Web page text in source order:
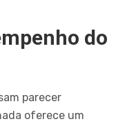
do
parecer
oferece um